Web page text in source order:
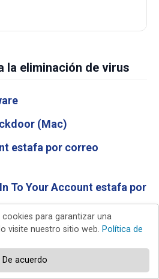
la eliminación de virus
(Mac)
estafa por correo
To Your Account estafa por
Email Virus
eliminación de virus
cookies para garantizar una
visite nuestro sitio web. Política de
De acuerdo